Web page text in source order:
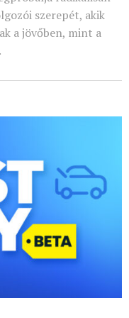
szerepét, akik
a jövőben, mint a